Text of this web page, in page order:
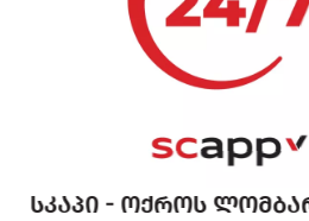
სკაპი - ოქროს